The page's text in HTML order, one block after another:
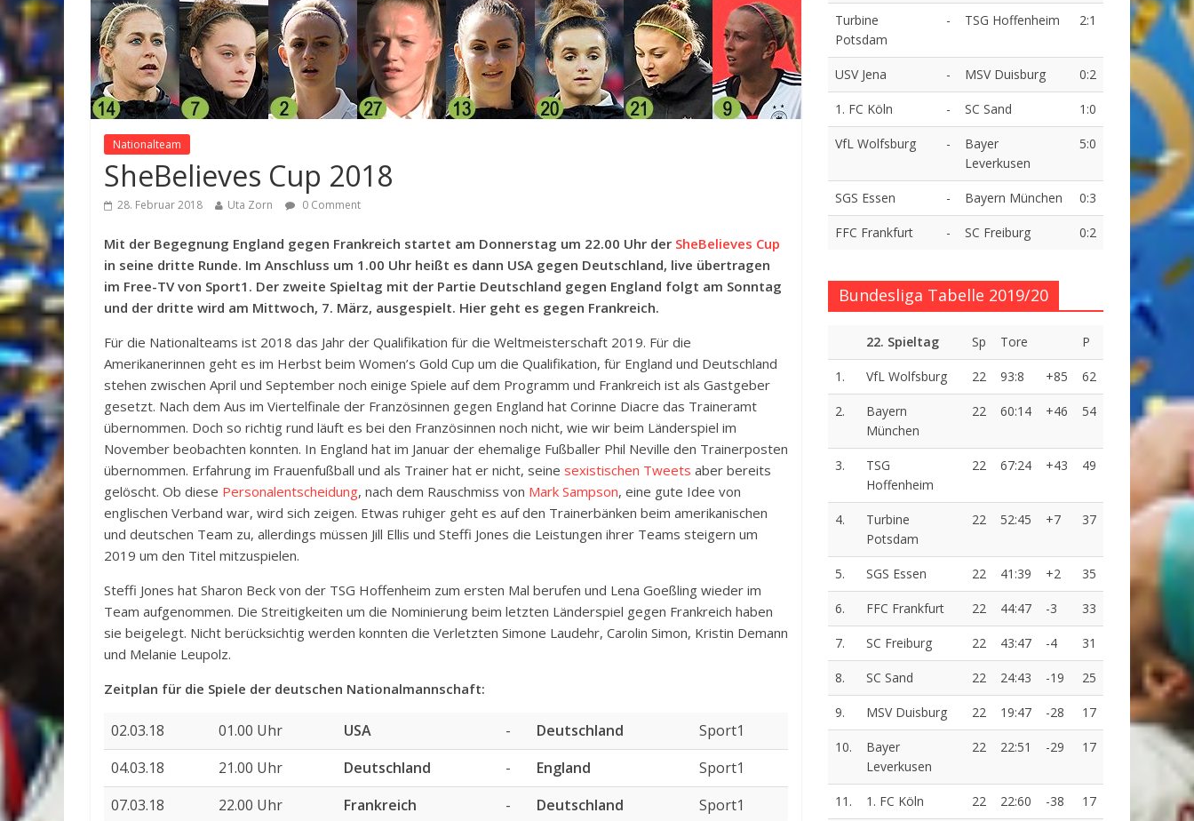
Nationalteam
SheBelieves Cup 2018
28. Februar 2018 Uta Zorn 0 Comment
Mit der Begegnung England gegen Frankreich startet am Donnerstag um 22.00 Uhr der SheBelieves Cup
in seine dritte Runde. Im Anschluss um 1.00 Uhr heißt es dann USA gegen Deutschland, live übertragen
im Free-TV von Sport1. Der zweite Spieltag mit der Partie Deutschland gegen England folgt am Sonntag
und der dritte wird am Mittwoch, 7. März, ausgespielt. Hier geht es gegen Frankreich.
Für die Nationalteams ist 2018 das Jahr der Qualifikation für die Weltmeisterschaft 2019. Für die
Amerikanerinnen geht es im Herbst beim Women’s Gold Cup um die Qualifikation, für England und Deutschland
stehen zwischen April und September noch einige Spiele auf dem Programm und Frankreich ist als Gastgeber
gesetzt. Nach dem Aus im Viertelfinale der Französinnen gegen England hat Corinne Diacre das Traineramt
übernommen. Doch so richtig rund läuft es bei den Französinnen noch nicht, wie wir beim Länderspiel im
November beobachten konnten. In England hat im Januar der ehemalige Fußballer Phil Neville den Trainerposten
übernommen. Erfahrung im Frauenfußball und als Trainer hat er nicht, seine sexistischen Tweets aber bereits
gelöscht. Ob diese Personalentscheidung, nach dem Rauschmiss von Mark Sampson, eine gute Idee von
englischen Verband war, wird sich zeigen. Etwas ruhiger geht es auf den Trainerbänken beim amerikanischen
und deutschen Team zu, allerdings müssen Jill Ellis und Steffi Jones die Leistungen ihrer Teams steigern um
2019 um den Titel mitzuspielen.
Steffi Jones hat Sharon Beck von der TSG Hoffenheim zum ersten Mal berufen und Lena Goeßling wieder im
Team aufgenommen. Die Streitigkeiten um die Nominierung beim letzten Länderspiel gegen Frankreich haben
sie beigelegt. Nicht berücksichtig werden konnten die Verletzten Simone Laudehr, Carolin Simon, Kristin Demann
und Melanie Leupolz.
Zeitplan für die Spiele der deutschen Nationalmannschaft:
02.03.18 01.00 Uhr USA - Deutschland
Sport1
04.03.18
21.00 Uhr Deutschland - England
Sport1
07.03.18
22.00 Uhr Frankreich - Deutschland Sport1
Turbine
Potsdam
- TSG Hoffenheim 2:1
USV Jena - MSV Duisburg 0:2
1. FC Köln - SC Sand 1:0
VfL Wolfsburg -
Bayer
Leverkusen
5:0
SGS Essen - Bayern München 0:3
FFC Frankfurt - SC Freiburg 0:2
Bundesliga Tabelle 2019/20
22. Spieltag Sp Tore P
1. VfL Wolfsburg 22 93:8 +85 62
2.
Bayern
München
22 60:14 +46 54
3.
TSG
Hoffenheim
22 67:24 +43 49
4.
Turbine
Potsdam
22 52:45 +7 37
5. SGS Essen 22 41:39 +2 35
6. FFC Frankfurt 22 44:47 -3 33
7. SC Freiburg 22 43:47 -4 31
8. SC Sand 22 24:43 -19 25
9. MSV Duisburg 22 19:47 -28 17
10.
Bayer
Leverkusen
22 22:51 -29 17
11. 1. FC Köln 22 22:60 -38 17